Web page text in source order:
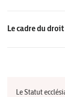
Le cadre du
Le Statut